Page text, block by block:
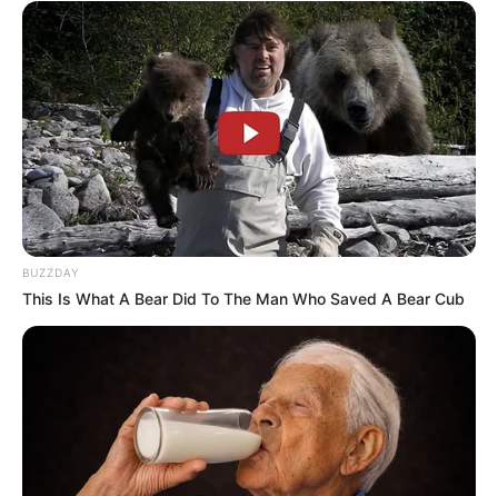
ดวงรายวัน 12 กันยายน 2565
12 ก.ย. 2022
ดวงรายวัน 10 กันยายน 2565
10 ก.ย. 2022
BUZZDAY
This Is What A Bear Did To The Man Who Saved A Bear Cub